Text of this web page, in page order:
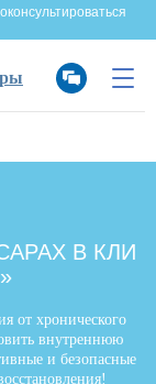
В КЛИ
от хронического
внутреннюю
и безопасные